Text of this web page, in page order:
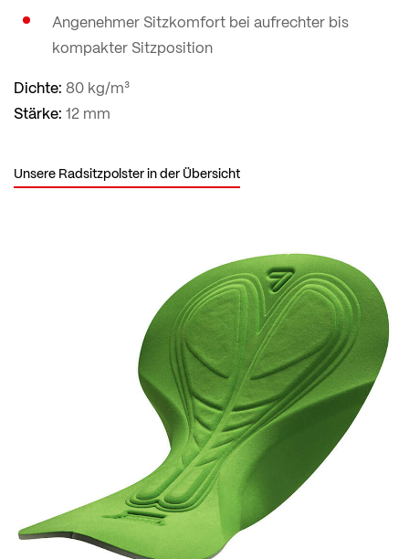
Angenehmer Sitzkomfort bei aufrechter bis
kompakter Sitzposition
Dichte: 80 kg/m³
Stärke: 12 mm
Unsere Radsitzpolster in der Übersicht